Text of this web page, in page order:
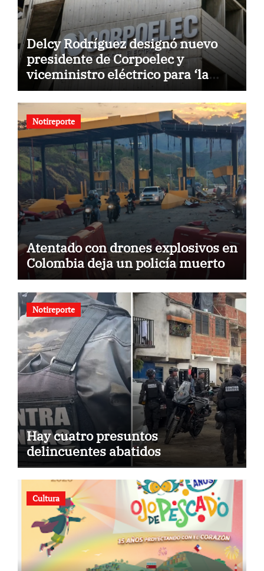
Delcy Rodríguez designó nuevo
presidente de Corpoelec y
viceministro eléctrico para ‘la
recuperación del servicio’
Notireporte
Atentado con drones explosivos en
Colombia deja un policía muerto
Notireporte
Hay cuatro presuntos
delincuentes abatidos
Cultura